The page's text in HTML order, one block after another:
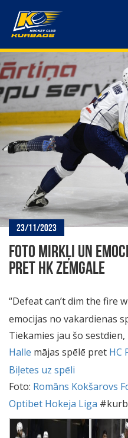
23/11/2023
FOTO MIRKĻI UN
PRET HK ZEMGALE
“Defeat can’t dim the fire
emocijas no vakardienas
Tiekamies jau šo
Halle mājas spēlē pret HC
Biļetes uz spēli
Foto: Romāns Kokšarovs
Optibet Hokeja Liga